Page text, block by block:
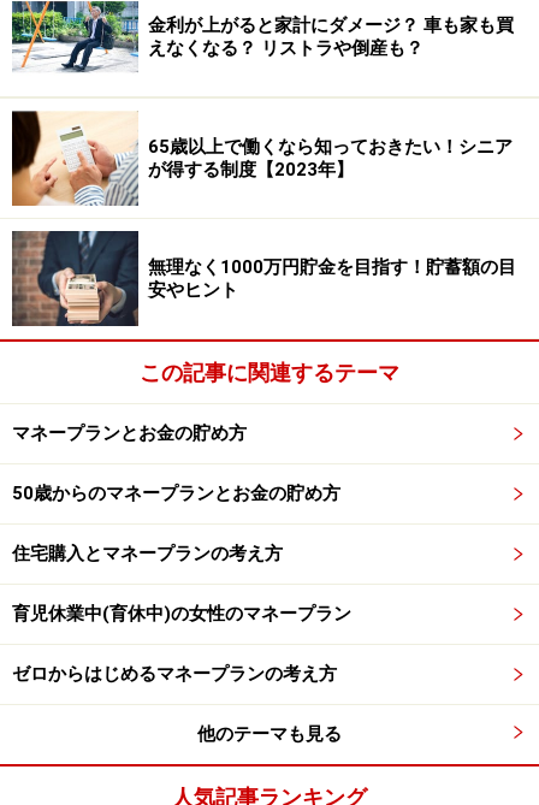
金利が上がると家計にダメージ？ 車も家も買
えなくなる？ リストラや倒産も？
65歳以上で働くなら知っておきたい！シニア
が得する制度【2023年】
無理なく1000万円貯金を目指す！貯蓄額の目
安やヒント
この記事に関連するテーマ
マネープランとお金の貯め方
50歳からのマネープランとお金の貯め方
住宅購入とマネープランの考え方
育児休業中(育休中)の女性のマネープラン
ゼロからはじめるマネープランの考え方
他のテーマも見る
人気記事ランキング